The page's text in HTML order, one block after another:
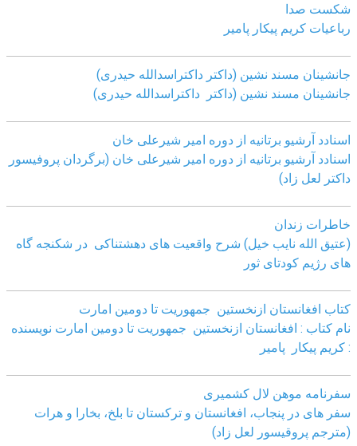
شکست صدا
رباعیات کریم پیکار پامیر
جانشینان مسند نشین (داکتر داکتراسدالله حیدری)
جانشینان مسند نشین (داکتر داکتراسدالله حیدری)
اسنادد آرشیو برتانیه از دوره امیر شیرعلی خان
اسنادد آرشیو برتانیه از دوره امیر شیرعلی خان (برگردان پروفیسور
داکتر لعل زاد)
خاطرات زندان
(عتیق الله نایب خیل) شرح واقعیت های دهشتناکی در شکنجه گاه
های رژیم کودتای ثور
کتاب افغانستان ازنخستین جمهوریت تا دومین امارت
نام کتاب : افغانستان ازنخستین جمهوریت تا دومین امارت نویسنده
: کریم پیکار پامیر
سفرنامه موهن لال کشمیری
سفر های در پنجاب، افغانستان و ترکستان تا بلخ، بخارا و هرات
(مترجم پروقیسور لعل زاد)